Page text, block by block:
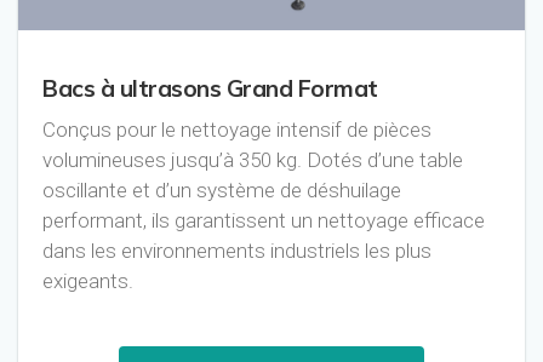
Bacs à ultrasons Grand Format
Conçus pour le nettoyage intensif de pièces
volumineuses jusqu’à 350 kg. Dotés d’une table
oscillante et d’un système de déshuilage
performant, ils garantissent un nettoyage efficace
dans les environnements industriels les plus
exigeants.